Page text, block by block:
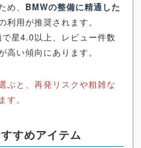
、 BMWの整備に精通した
利用が推奨されます。
星4.0以上、レビュー件数
い傾向にあります。
ぶと、再発リスクや粗雑な
。
すめアイテム